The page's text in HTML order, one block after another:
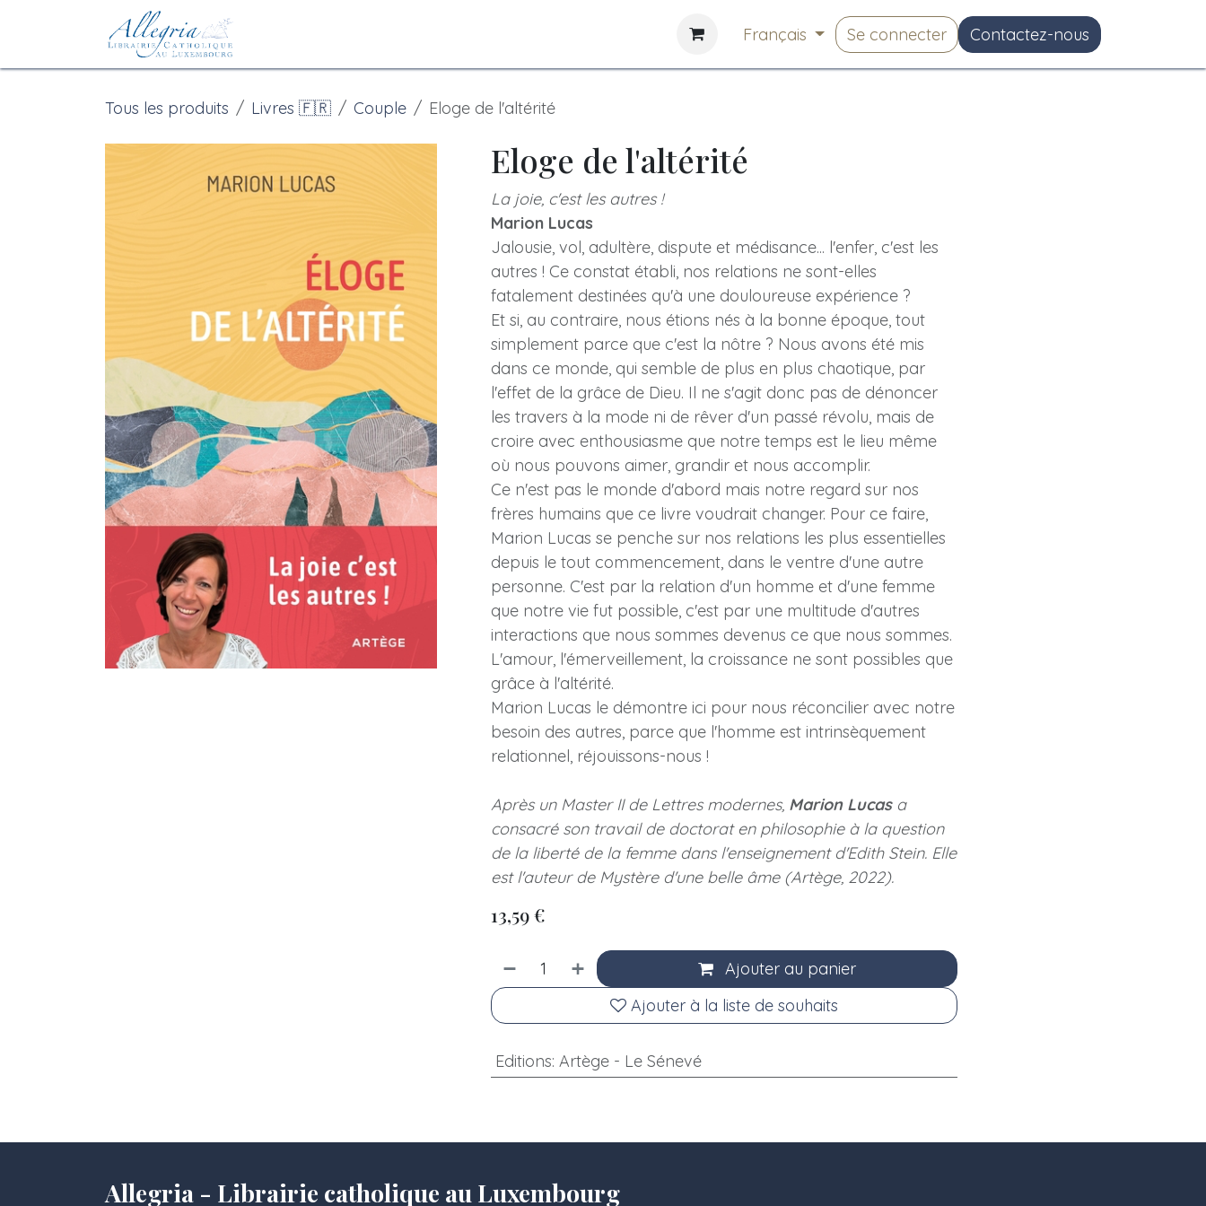
Se rendre au contenu
Français Se connecter Contactez-nous
Tous les produits Livres 🇫🇷 Couple Eloge de l'altérité
Eloge de l'altérité
La joie, c'est les autres !
Marion Lucas
Jalousie, vol, adultère, dispute et médisance... l'enfer, c'est les
autres ! Ce constat établi, nos relations ne sont-elles
fatalement destinées qu'à une douloureuse expérience ?
Et si, au contraire, nous étions nés à la bonne époque, tout
simplement parce que c'est la nôtre ? Nous avons été mis
dans ce monde, qui semble de plus en plus chaotique, par
l'effet de la grâce de Dieu. Il ne s'agit donc pas de dénoncer
les travers à la mode ni de rêver d'un passé révolu, mais de
croire avec enthousiasme que notre temps est le lieu même
où nous pouvons aimer, grandir et nous accomplir.
Ce n'est pas le monde d'abord mais notre regard sur nos
frères humains que ce livre voudrait changer. Pour ce faire,
Marion Lucas se penche sur nos relations les plus essentielles
depuis le tout commencement, dans le ventre d'une autre
personne. C'est par la relation d'un homme et d'une femme
que notre vie fut possible, c'est par une multitude d'autres
interactions que nous sommes devenus ce que nous sommes.
L'amour, l'émerveillement, la croissance ne sont possibles que
grâce à l'altérité.
Marion Lucas le démontre ici pour nous réconcilier avec notre
besoin des autres, parce que l'homme est intrinsèquement
relationnel, réjouissons-nous !
Après un Master II de Lettres modernes, Marion Lucasa
consacré son travail de doctorat en philosophie à la question
de la liberté de la femme dans l'enseignement d'Edith Stein. Elle
est l'auteur de Mystère d'une belle âme (Artège, 2022).
13,59€
Ajouter au panier
Ajouter à la liste de souhaits
Editions: Artège - Le Sénevé
Allegria - Librairie catholique au Luxembourg